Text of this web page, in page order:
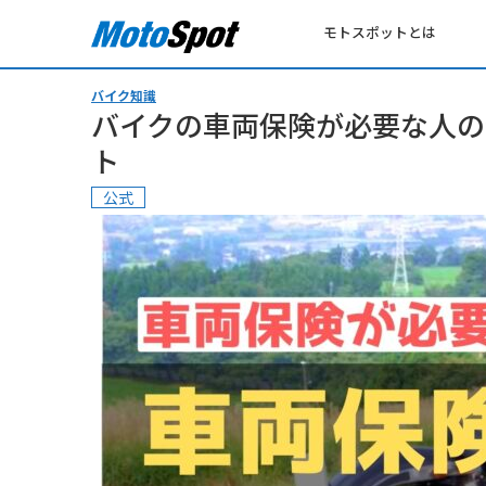
モトスポットとは
バイク知識
バイクの車両保険が必要な人
ト
公式